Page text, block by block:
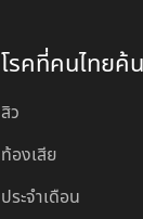
โรคที่คนไทยค้
สิว
ท้องเสีย
ประจำเดือน